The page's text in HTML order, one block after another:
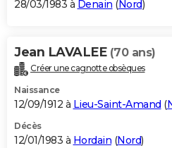
28/03/1983 à Denain (Nord)
Jean LAVALEE (70 ans)
Créer une cagnotte obsèques
Naissance
12/09/1912 à Lieu-Saint-Amand (
Décès
12/01/1983 à Hordain (Nord)